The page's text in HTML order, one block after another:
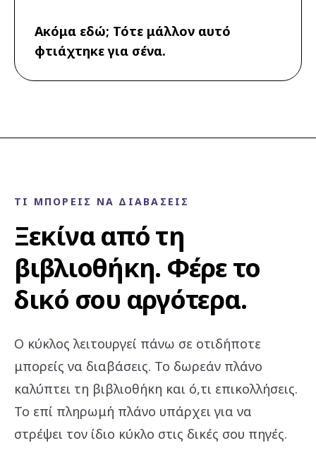
Ακόμα εδώ; Τότε μάλλον αυτό
φτιάχτηκε για σένα.
ΤΙ ΜΠΟΡΕΊΣ ΝΑ ΔΙΑΒΆΣΕΙΣ
Ξεκίνα από τη
βιβλιοθήκη. Φέρε το
δικό σου αργότερα.
Ο κύκλος λειτουργεί πάνω σε οτιδήποτε
μπορείς να διαβάσεις. Το δωρεάν πλάνο
καλύπτει τη βιβλιοθήκη και ό,τι επικολλήσεις.
Το επί πληρωμή πλάνο υπάρχει για να
στρέψει τον ίδιο κύκλο στις δικές σου πηγές.